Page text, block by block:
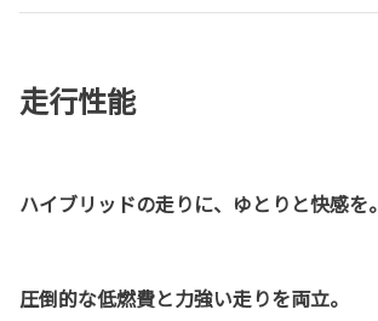
走行性能
ハイブリッドの走りに、ゆとりと快感を。
圧倒的な低燃費と力強い走りを両立。